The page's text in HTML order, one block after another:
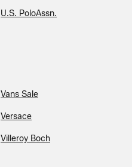
U.S. PoloAssn.
Vans Sale
Versace
Villeroy Boch